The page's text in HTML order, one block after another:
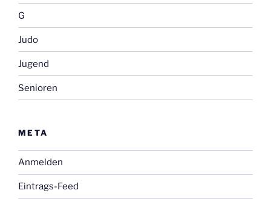
G
Judo
Jugend
Senioren
META
Anmelden
Eintrags-Feed